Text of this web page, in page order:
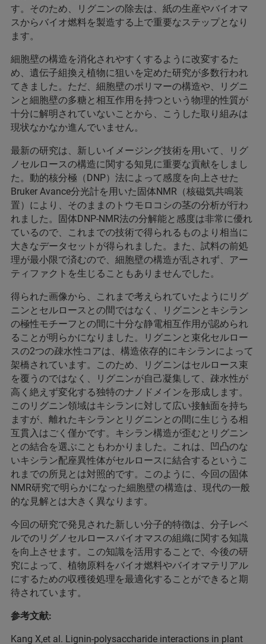
す。そのため、リグニンの除去は、紙の生産やバイオマ
スからバイオ燃料を製造する上で重要なステップとなり
ます。
細胞壁の構造を消化されやすくするように改変するた
め、遺伝子組換え植物に狙いを定めた研究が多数行われ
てきました。ただ、細胞壁のポリマーの構造や、リグニ
ンと細胞壁の多糖と相互作用を持つという物理的性質が
十分に解明されていないことから、こうした取り組みは
現状なかなか進んでいません。
最新の研究は、新しいイメージング技術を用いて、リグ
ノセルロースの構造に関する知見に重要な貢献をしまし
た。動的核分極（DNP）法によって感度を向上させた
Bruker Avance分光計を用いた固体NMR（核磁気共鳴装
置）により、そのままのトウモロコシの茎の分析が行わ
れました。固体DNP-NMR法の分解能と感度は非常に優れ
ているので、これまでの技術で得られるものより相当に
大きなデータセットが得られました。また、試料の前処
理が最小限で済むので、細胞壁の構造が乱されず、アー
ティファクトを生じることもありませんでした。
得られた画像から、これまで考えられていたようにリグ
ニンとセルロースとの間ではなく、リグニンとキシラン
の極性モチーフとの間に十分な静電相互作用が認められ
ることが明らかになりました。リグニンと束化セルロー
スの2つの疎水性コアは、構造依存的にキシランによって
架橋されています。このため、リグニンはセルロース束
を覆うのではなく、リグニンが自己凝集して、疎水性が
高く絶えず変化する独特のナノドメインを形成します。
このリグニン領域はキシランに対して広い接触面を持ち
ますが、離れたキシランとリグニンとの間に生じうる相
互貫入はごく僅かです。キシラン構造が歪むとリグニン
との結合を選ぶこともわかりました。これは、凹凸のな
いキシラン配座異性体がセルロースに結合するというこ
れまでの所見とは対照的です。このように、今回の固体
NMR研究で明らかになった細胞壁の構造は、現代の一般
的な見解とは大きく異なります。
今回の研究で発見された新しい分子的特徴は、分子レベ
ルでのリグノセルロースバイオマスの組織に関する知識
を向上させます。この知識を活用することで、今後の研
究によって、植物原料をバイオ燃料やバイオマテリアル
にするための収穫後処理を最適化することができると期
待されています。
参考文献:
Kang X,et al. Lignin-polysaccharide interactions in plant